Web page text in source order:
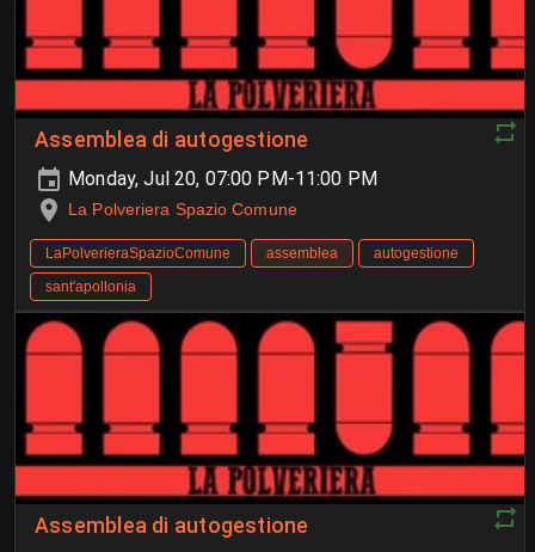
Assemblea di autogestione
Monday, Jul 20, 07:00 PM-11:00 PM
La Polveriera Spazio Comune
LaPolverieraSpazioComune assemblea
autogestione
sant'apollonia
Assemblea di autogestione